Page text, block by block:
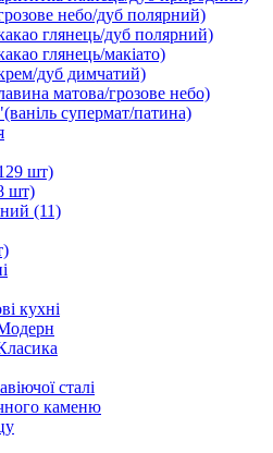
небо/дуб полярний)
глянець/дуб полярний)
глянець/макіато)
дуб димчатий)
матова/грозове небо)
супермат/патина)
шт)
шт)
(11)
кухні
сталі
каменю